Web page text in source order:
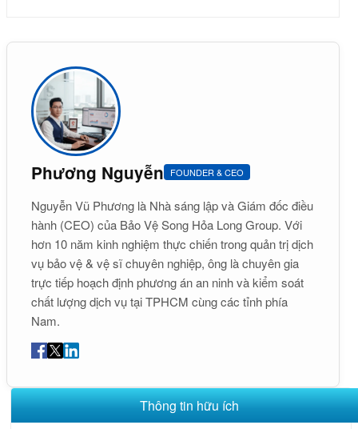
Phương Nguyễn FOUNDER & CEO
Nguyễn Vũ Phương là Nhà sáng lập và Giám đốc điều
hành (CEO) của Bảo Vệ Song Hỏa Long Group. Với
hơn 10 năm kinh nghiệm thực chiến trong quản trị dịch
vụ bảo vệ & vệ sĩ chuyên nghiệp, ông là chuyên gia
trực tiếp hoạch định phương án an ninh và kiểm soát
chất lượng dịch vụ tại TPHCM cùng các tỉnh phía
Nam.
Thông tin hữu ích